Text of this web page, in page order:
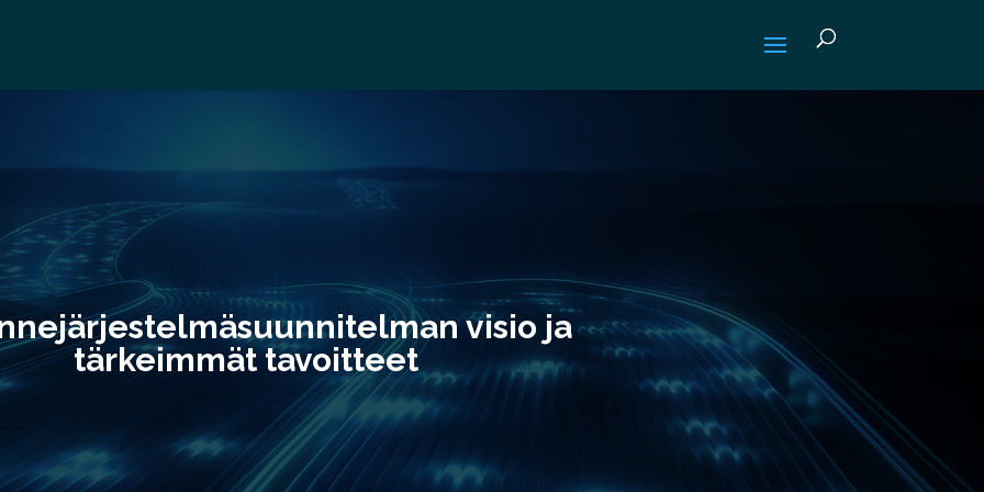
visio ja
tärkeimmät tavoitteet